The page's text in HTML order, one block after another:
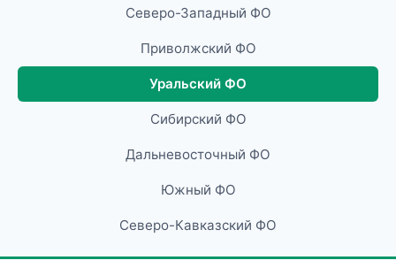
Северо-Западный ФО
Приволжский ФО
Уральский ФО
Сибирский ФО
Дальневосточный ФО
Южный ФО
Северо-Кавказский ФО